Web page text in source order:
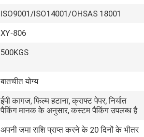
ISO9001/ISO14001/OHSAS 18001
XY-806
500KGS
बातचीत योग्य
ईपी कागज, फिल्म हटाना, क्राफ्ट पेपर, निर्यात
पैकिंग मानक के अनुसार, कस्टम पैकिंग उपलब्ध है
अपनी जमा राशि प्राप्त करने के 20 दिनों के भीतर